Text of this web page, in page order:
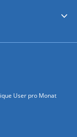
User pro Monat